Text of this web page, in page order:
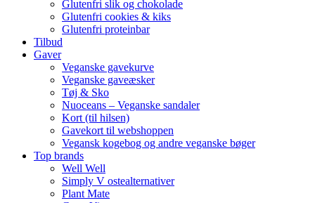
Glutenfri slik og chokolade
Glutenfri cookies & kiks
Glutenfri proteinbar
Tilbud
Gaver
Veganske gavekurve
Veganske gaveæsker
Tøj & Sko
Nuoceans – Veganske sandaler
Kort (til hilsen)
Gavekort til webshoppen
Vegansk kogebog og andre veganske bøger
Top brands
Well Well
Simply V ostealternativer
Plant Mate